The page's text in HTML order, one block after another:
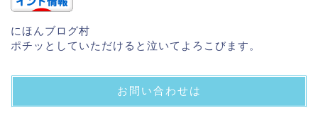
にほんブログ村
ポチッとしていただけると泣いてよろこびます。
お問い合わせは